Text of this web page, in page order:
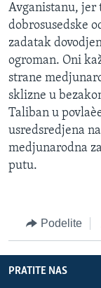
Avganistanu, jer
dobrosusedske
zadatak
ogroman. Oni
strane
sklizne u
Taliban u
usredsredjena
medjunarodna
putu.
Podelite
PRATITE NAS